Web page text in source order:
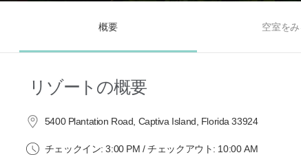
概要 空室をみ
リゾートの概要
5400 Plantation Road, Captiva Island, Florida 33924
チェックイン: 3:00 PM / チェックアウト: 10:00 AM